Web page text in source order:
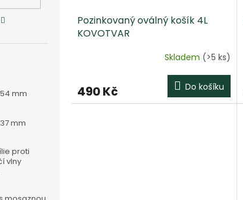
mm
mm
proti
vlny
Pozinkovaný oválný košík 4L
KOVOTVAR
Skladem (>5 ks)
490 Kč Do košíku